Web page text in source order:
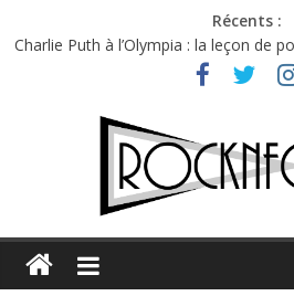
Récents :
Charlie Puth à l’Olympia : la leçon de
Festival Triptyque : un nouveau
Hellfest 2026 vendredi : température
Hellfest 2026 jeudi : impossible de
Première édition du Midgard Festival :